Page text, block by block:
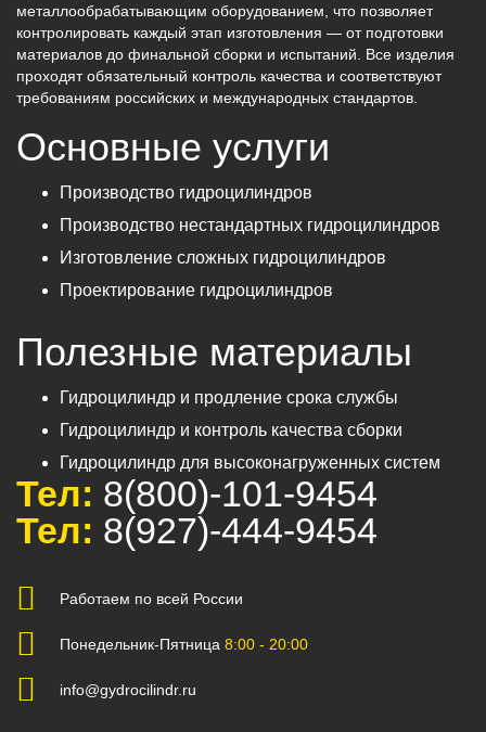
металлообрабатывающим оборудованием, что позволяет
контролировать каждый этап изготовления — от подготовки
материалов до финальной сборки и испытаний. Все изделия
проходят обязательный контроль качества и соответствуют
требованиям российских и международных стандартов.
Основные услуги
Производство гидроцилиндров
Производство нестандартных гидроцилиндров
Изготовление сложных гидроцилиндров
Проектирование гидроцилиндров
Полезные материалы
Гидроцилиндр и продление срока службы
Гидроцилиндр и контроль качества сборки
Гидроцилиндр для высоконагруженных систем
Тел: 8(800)-101-9454
Тел: 8(927)-444-9454
Работаем по всей России
Понедельник-Пятница 8:00 - 20:00
info@gydrocilindr.ru